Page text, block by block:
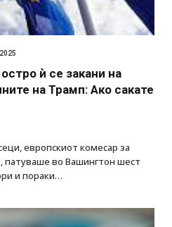
ѝ се закани на
на Трамп: Ако сакате
европскиот комесар за
во Вашингтон шест
и пораки…